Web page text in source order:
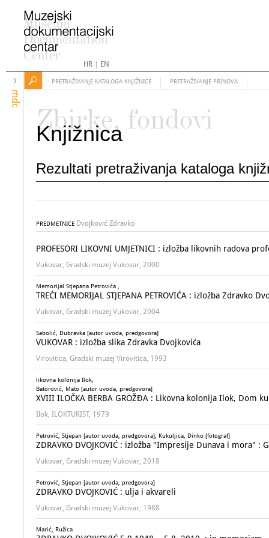
HR| EN
mdc
PRETRAŽIVANJE KATALOGA KNJIŽNICE PRETRAŽIVANJE PRINOVA
Zbirke, fondovi
Knjižnica
Rezultati pretraživanja kataloga
PREDMETNICE Dvojković Zdravko
PROFESORI LIKOVNI UMJETNICI : izložba likovnih radova
Vukovar, Gradski muzej Vukovar, 2000
Memorijal Stjepana Petrovića ,
TREĆI MEMORIJAL STJEPANA PETROVIĆA : izložba
Vukovar, Gradski muzej Vukovar, 2004
Sabolić, Dubravka [autor uvoda, predgovora]
VUKOVAR : izložba slika Zdravka Dvojkovića
Virovitica, Gradski muzej Virovitica, 1993
likovna kolonija Ilok,
Batorović, Mato [autor uvoda, predgovora]
XVIII ILOČKA BERBA GROŽĐA : Likovna kolonija Ilok, Dom
Ilok, ILOKTURIST, 1979
Petrović, Stjepan [autor uvoda, predgovora]; Kukuljica, Dinko [fotograf]
ZDRAVKO DVOJKOVIĆ : izložba "Impresije Dunava i mora"
Vukovar, Gradski muzej Vukovar, 2018
Petrović, Stjepan [autor uvoda, predgovora]
ZDRAVKO DVOJKOVIĆ : ulja i akvareli
Vukovar, Gradski muzej Vukovar, 1988
Marić, Ružica